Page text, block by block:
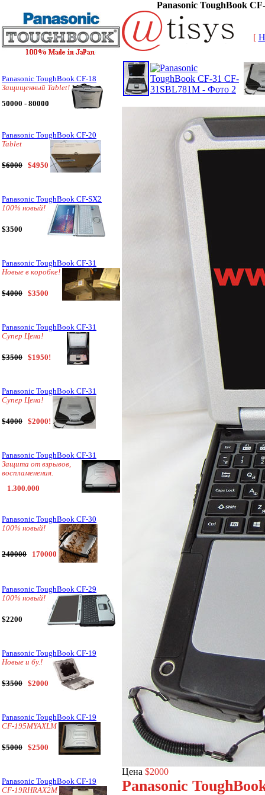
Panasonic ToughBook
Panasonic ToughBook CF-18
Защищенный Tablet!
50000 - 80000
Panasonic ToughBook CF-20
Tablet
$6000 $4950
Panasonic ToughBook CF-SX2
100% новый!
$3500
Panasonic ToughBook CF-31
Новые в коробке!
$4000 $3500
Panasonic ToughBook CF-31
Супер Цена!
$3500 $1950!
Panasonic ToughBook CF-31
Супер Цена!
$4000 $2000!
Panasonic ToughBook CF-31
Защита от взрывов,
воспламенения.
1.300.000
Panasonic ToughBook CF-30
100% новый!
240000 170000
Panasonic ToughBook CF-29
100% новый!
$2200
Panasonic ToughBook CF-19
Новые и бу.!
$3500 $2000
Panasonic ToughBook CF-19
CF-195MYAXLM
$5000 $2500
Panasonic ToughBook CF-19
CF-19RHRAX2M
[
Цена $2000
Panasonic